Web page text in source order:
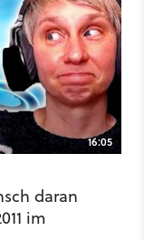
16:05
daran
im